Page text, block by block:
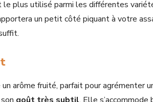
le plus utilisé parmi les différentes
un petit côté piquant à votre
arôme fruité, parfait pour agrémenter